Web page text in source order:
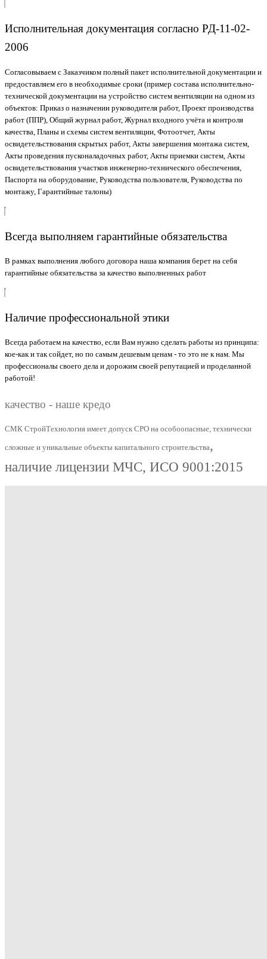
Исполнительная документация согласно РД-11-02-
2006
Согласовываем с Заказчиком полный пакет исполнительной документации и
предоставляем его в необходимые сроки (пример состава исполнительно-
технической документации на устройство систем вентиляции на одном из
объектов: Приказ о назначении руководителя работ, Проект производства
работ (ППР), Общий журнал работ, Журнал входного учёта и контроля
качества, Планы и схемы систем вентиляции, Фотоотчет, Акты
освидетельствования скрытых работ, Акты завершения монтажа систем,
Акты проведения пусконаладочных работ, Акты приемки систем, Акты
освидетельствования участков инженерно-технического обеспечения,
Паспорта на оборудование, Руководства пользователя, Руководства по
монтажу, Гарантийные талоны)
Всегда выполняем гарантийные обязательства
В рамках выполнения любого договора наша компания берет на себя
гарантийные обязательства за качество выполненных работ
Наличие профессиональной этики
Всегда работаем на качество, если Вам нужно сделать работы из принципа:
кое-как и так сойдет, но по самым дешевым ценам - то это не к нам. Мы
профессионалы своего дела и дорожим своей репутацией и проделанной
работой!
качество - наше кредо
СМК СтройТехнология имеет допуск СРО на особоопасные, технически
сложные и уникальные объекты капитального строительства,
наличие лицензии МЧС, ИСО 9001:2015